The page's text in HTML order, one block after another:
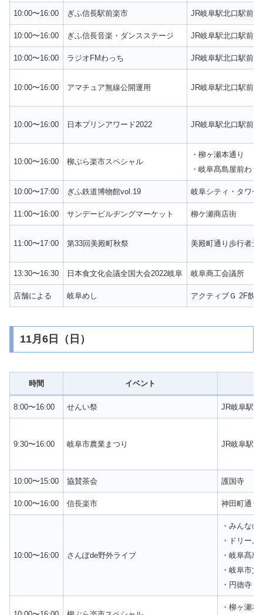
10:00〜16:00 ぎふ信長駅前楽市 JR岐阜駅北口駅前広
10:00〜16:00 ぎふ信長音楽・ダンスステージ JR岐阜駅北口駅前広
10:00〜16:00 ラジオFMわっち JR岐阜駅北口駅前広
10:00〜16:00 アマチュア無線公開運用 JR岐阜駅北口駅前広
10:00〜16:00 日本プリンアワード2022 JR岐阜駅北口駅前広
10:00〜16:00 柳ぶら楽市スペシャル
・柳ヶ瀬本通り
・岐阜髙島屋前わく
10:00〜17:00 ぎふ鉄道博物館vol.19 岐阜シティ・タワー
11:00〜16:00 サンデービルヂングマーケット 柳ケ瀬商店街
11:00〜17:00 第33回美殿町秋祭 美殿町通り歩行者天
13:30〜16:30 日本食文化会議全国大会2022岐阜 岐阜商工会議所
店舗による 岐阜めし アクティブＧ 2F飲
11月6日（日）
時間 イベント
8:00〜16:00 せんい祭 JR岐阜駅
9:30〜16:00 岐阜市農業まつり JR岐阜駅
10:00〜15:00 協賛茶会 護国寺
10:00〜16:00 信長楽市 神田町通り
10:00〜16:00 さんぽde野外ライブ
・みんな
・ドリー
・岐阜髙
・岐阜市
・円徳寺
・柳ヶ瀬本